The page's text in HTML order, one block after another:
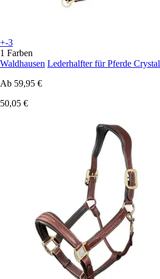
+-3
1 Farben
Waldhausen Lederhalfter für Pferde Crystal
Ab 59,95 €
50,05 €